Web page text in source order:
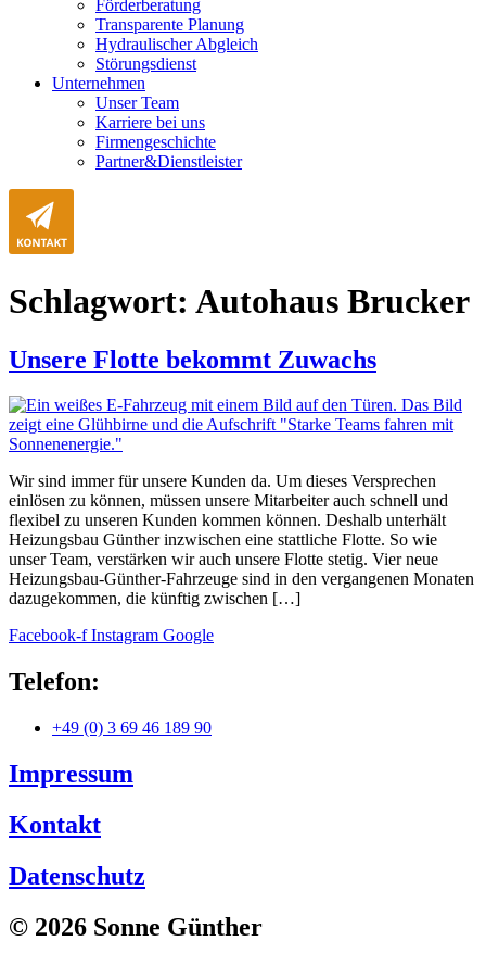
Förderberatung
Transparente Planung
Hydraulischer Abgleich
Störungsdienst
Unternehmen
Unser Team
Karriere bei uns
Firmengeschichte
Partner&Dienstleister
Schlagwort: Autohaus Brucker
Unsere Flotte bekommt Zuwachs
Wir sind immer für unsere Kunden da. Um dieses Versprechen
einlösen zu können, müssen unsere Mitarbeiter auch schnell und
flexibel zu unseren Kunden kommen können. Deshalb unterhält
Heizungsbau Günther inzwischen eine stattliche Flotte. So wie
unser Team, verstärken wir auch unsere Flotte stetig. Vier neue
Heizungsbau-Günther-Fahrzeuge sind in den vergangenen Monaten
dazugekommen, die künftig zwischen […]
Facebook-f Instagram Google
Telefon:
+49 (0) 3 69 46 189 90
Impressum
Kontakt
Datenschutz
© 2026 Sonne Günther